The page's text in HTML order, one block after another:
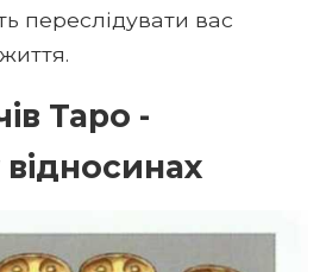
переслідувати вас
Таро -